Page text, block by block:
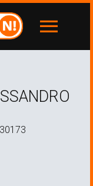
menu